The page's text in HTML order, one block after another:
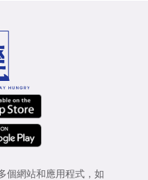
個網站和應用程式，如